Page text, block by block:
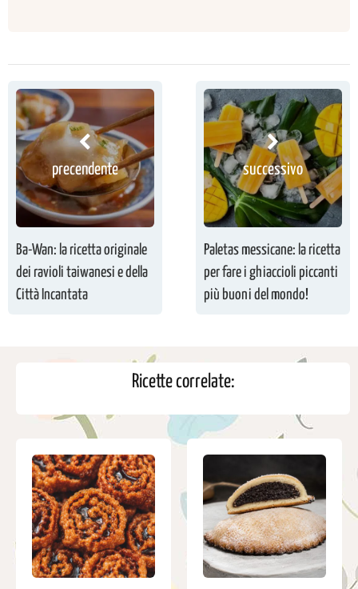
precendente
Ba-Wan: la ricetta originale
dei ravioli taiwanesi e della
Città Incantata
successivo
Paletas messicane: la ricetta
per fare i ghiaccioli piccanti
più buoni del mondo!
Ricette correlate: